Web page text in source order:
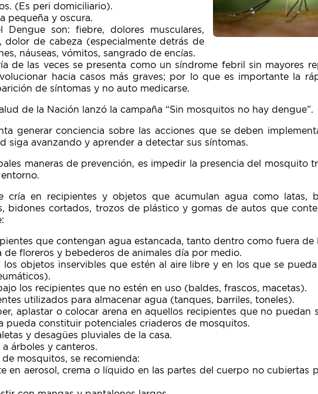
(Es peri domiciliario).
pequeña y oscura.
Dengue son: fiebre, dolores musculares,
dolor de cabeza (especialmente detrás de
náuseas, vómitos, sangrado de encías.
de las veces se presenta como un síndrome febril sin mayores
hacia casos más graves; por lo que es importante la
de síntomas y no auto medicarse.
de la Nación lanzó la campaña “Sin mosquitos no hay dengue”.
generar conciencia sobre las acciones que se deben
siga avanzando y aprender a detectar sus síntomas.
maneras de prevención, es impedir la presencia del mosquito
cría en recipientes y objetos que acumulan agua como latas,
bidones cortados, trozos de plástico y gomas de autos que
que contengan agua estancada, tanto dentro como fuera de
de floreros y bebederos de animales día por medio.
los objetos inservibles que estén al aire libre y en los que se
los recipientes que no estén en uso (baldes, frascos, macetas).
utilizados para almacenar agua (tanques, barriles, toneles).
aplastar o colocar arena en aquellos recipientes que no puedan
pueda constituir potenciales criaderos de mosquitos.
y desagües pluviales de la casa.
árboles y canteros.
mosquitos, se recomienda:
en aerosol, crema o líquido en las partes del cuerpo no cubiertas